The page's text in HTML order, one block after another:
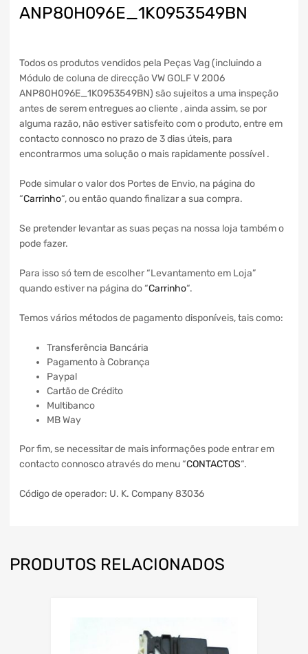
ANP80H096E_1K0953549BN
Todos os produtos vendidos pela Peças Vag (incluindo a
Módulo de coluna de direcção VW GOLF V 2006
ANP80H096E_1K0953549BN) são sujeitos a uma inspeção
antes de serem entregues ao cliente , ainda assim, se por
alguma razão, não estiver satisfeito com o produto, entre em
contacto connosco no prazo de 3 dias úteis, para
encontrarmos uma solução o mais rapidamente possível .
Pode simular o valor dos Portes de Envio, na página do
“Carrinho“, ou então quando finalizar a sua compra.
Se pretender levantar as suas peças na nossa loja também o
pode fazer.
Para isso só tem de escolher “Levantamento em Loja”
quando estiver na página do “Carrinho“.
Temos vários métodos de pagamento disponíveis, tais como:
Transferência Bancária
Pagamento à Cobrança
Paypal
Cartão de Crédito
Multibanco
MB Way
Por fim, se necessitar de mais informações pode entrar em
contacto connosco através do menu “CONTACTOS“.
Código de operador: U. K. Company 83036
PRODUTOS RELACIONADOS